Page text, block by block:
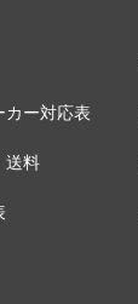
カー対応表
送料